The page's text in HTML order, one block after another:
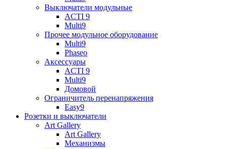
Выключатели модульные
ACTI 9
Multi9
Прочее модульное оборудование
Multi9
Phaseo
Аксессуары
ACTI 9
Multi9
Домовой
Ограничитель перенапряжения
Easy9
Розетки и выключатели
Art Gallery
Art Gallery
Механизмы